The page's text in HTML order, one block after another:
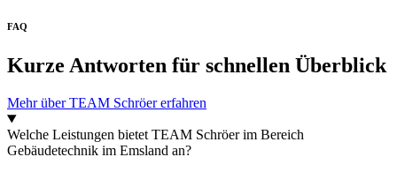
FAQ
Kurze Antworten für schnellen Überblick
Mehr über TEAM Schröer erfahren
Welche Leistungen bietet TEAM Schröer im Bereich
Gebäudetechnik im Emsland an?